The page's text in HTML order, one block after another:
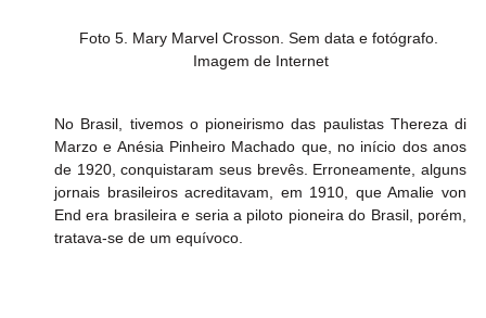
Foto 5. Mary Marvel Crosson. Sem data e fotógrafo.
Imagem de Internet
No Brasil, tivemos o pioneirismo das paulistas Thereza di
Marzo e Anésia Pinheiro Machado que, no início dos anos
de 1920, conquistaram seus brevês. Erroneamente, alguns
jornais brasileiros acreditavam, em 1910, que Amalie von
End era brasileira e seria a piloto pioneira do Brasil, porém,
tratava-se de um equívoco.